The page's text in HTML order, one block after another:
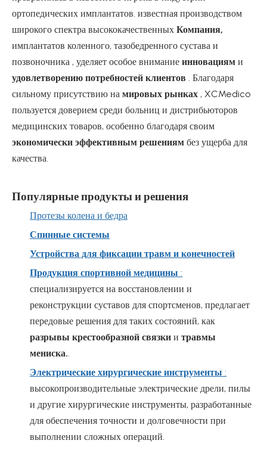
ортопедических имплантатов. известная производством
широкого спектра высококачественных Компания,
имплантатов коленного, тазобедренного сустава и
позвоночника , уделяет особое внимание инновациям и
удовлетворению потребностей клиентов
. Благодаря
сильному присутствию на мировых рынках , XCMedico
пользуется доверием среди больниц и дистрибьюторов
медицинских товаров, особенно благодаря своим
экономически эффективным решениям без ущерба для
качества.
Популярные продукты и решения
Протезы колена и бедра
Спинные системы
Устройства для фиксации травм и конечностей
Продукция спортивной медицины :
специализируется на восстановлении и
реконструкции суставов для спортсменов, предлагает
передовые решения для таких состояний, как
разрывы крестообразной связки и травмы
мениска.
Электрические хирургические инструменты :
высокопроизводительные электрические дрели, пилы
и другие хирургические инструменты, разработанные
для обеспечения точности и долговечности при
выполнении сложных операций.